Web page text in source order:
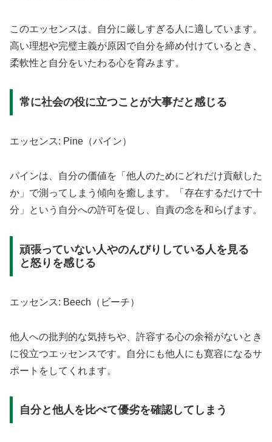
このエッセンスは、自分に厳しすぎる人に適しています。
高い理想や完璧主義が原因で自分を締め付けているとき、
柔軟性と自分をいたわる心を育みます。
常に社会の役に立つことが大事だと感じる
エッセンス: Pine（パイン）
パインは、自分の価値を「他人のためにどれだけ貢献した
か」で測ってしまう傾向を癒します。「存在するだけで十
分」という自分への許可を促し、自責の念を和らげます。
頑張っていない人やのんびりしている人を見る
と怒りを感じる
エッセンス: Beech（ビーチ）
他人への批判的な気持ちや、許容する心の余裕がないとき
に役立つエッセンスです。自分にも他人にも寛容になるサ
ポートをしてくれます。
自分と他人を比べて優劣を確認してしまう